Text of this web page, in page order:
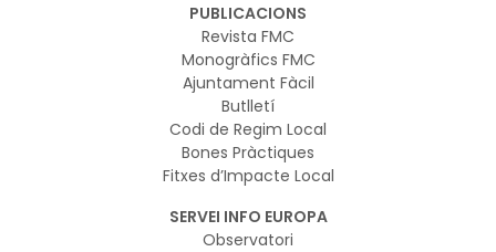
PUBLICACIONS
Revista FMC
Monogràfics FMC
Ajuntament Fàcil
Butlletí
Codi de Regim Local
Bones Pràctiques
Fitxes d’Impacte Local
SERVEI INFO EUROPA
Observatori